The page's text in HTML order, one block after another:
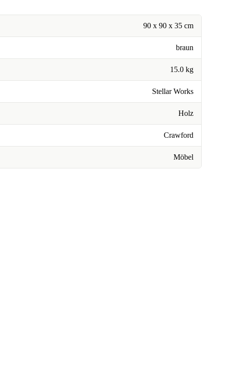
90 x 90 x 35 cm
braun
15.0 kg
Stellar Works
Holz
Crawford
Möbel